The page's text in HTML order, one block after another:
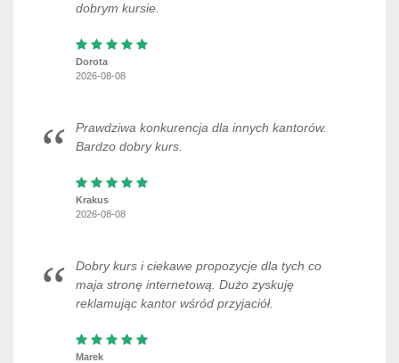
dobrym kursie.
Dorota
2026-08-08
Prawdziwa konkurencja dla innych kantorów.
Bardzo dobry kurs.
Krakus
2026-08-08
Dobry kurs i ciekawe propozycje dla tych co
maja stronę internetową. Dużo zyskuję
reklamując kantor wśród przyjaciół.
Marek